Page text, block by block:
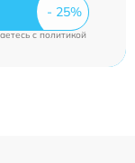
cполитикой